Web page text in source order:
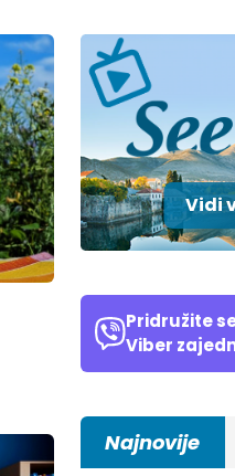
Vidi
Pridružite
Viber
Najnovije